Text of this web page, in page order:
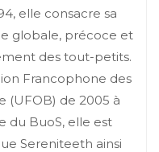
elle consacre sa
globale, précoce et
des tout-petits.
Francophone des
(UFOB) de 2005 à
du BuoS, elle est
Sereniteeth ainsi